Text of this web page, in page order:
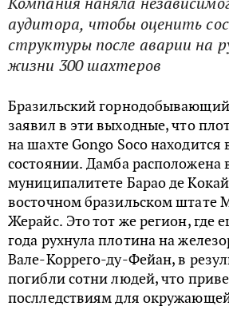
аудитора, чтобы оценить
структуры после аварии на
жизни 300 шахтеров
Бразильский горнодобывающий
заявил в эти выходные, что
на шахте Gongo Soco находится
состоянии. Дамба расположена
муниципалитете Барао де
восточном бразильском штате
Жерайс. Это тот же регион, где
года рухнула плотина на
Вале-Коррего-ду-Фейан, в
погибли сотни людей, что
послледствиям для